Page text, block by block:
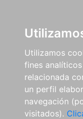
Utilizamos
fines
relacionada
un perfil
navegación
visitados).